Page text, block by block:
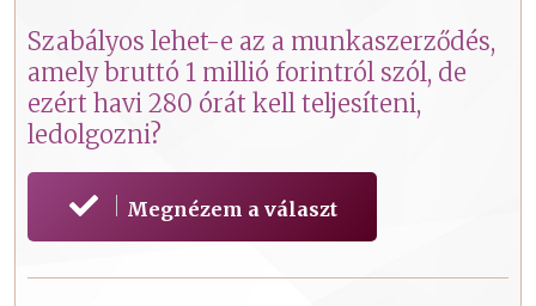
Szabályos lehet-e az a munkaszerződés,
amely bruttó 1 millió forintról szól, de
ezért havi 280 órát kell teljesíteni,
ledolgozni?
Megnézem a választ